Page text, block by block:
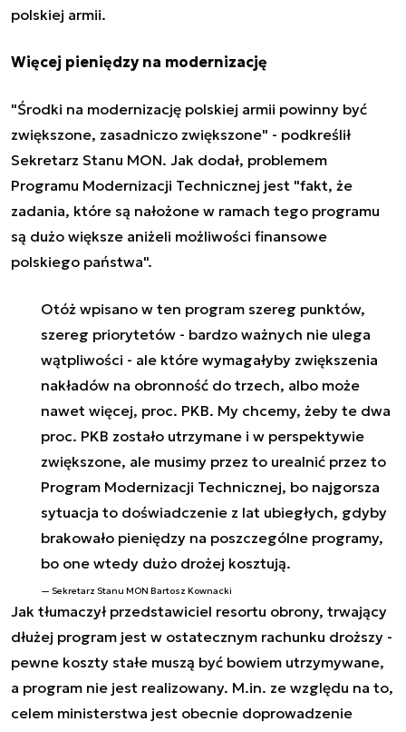
polskiej armii.
Więcej pieniędzy na modernizację
"Środki na modernizację polskiej armii powinny być
zwiększone, zasadniczo zwiększone" - podkreślił
Sekretarz Stanu MON. Jak dodał, problemem
Programu Modernizacji Technicznej jest "fakt, że
zadania, które są nałożone w ramach tego programu
są dużo większe aniżeli możliwości finansowe
polskiego państwa".
Otóż wpisano w ten program szereg punktów,
szereg priorytetów - bardzo ważnych nie ulega
wątpliwości - ale które wymagałyby zwiększenia
nakładów na obronność do trzech, albo może
nawet więcej, proc. PKB. My chcemy, żeby te dwa
proc. PKB zostało utrzymane i w perspektywie
zwiększone, ale musimy przez to urealnić przez to
Program Modernizacji Technicznej, bo najgorsza
sytuacja to doświadczenie z lat ubiegłych, gdyby
brakowało pieniędzy na poszczególne programy,
bo one wtedy dużo drożej kosztują.
Sekretarz Stanu MON Bartosz Kownacki
Jak tłumaczył przedstawiciel resortu obrony, trwający
dłużej program jest w ostatecznym rachunku droższy -
pewne koszty stałe muszą być bowiem utrzymywane,
a program nie jest realizowany. M.in. ze względu na to,
celem ministerstwa jest obecnie doprowadzenie